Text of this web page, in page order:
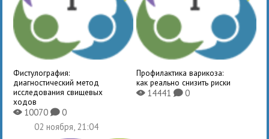
Фистулография:
диагностический метод
исследования свищевых
ходов
X10070K0
Профилактика варикоза:
как реально снизить риски
X14441 K0
02 ноября, 21:04